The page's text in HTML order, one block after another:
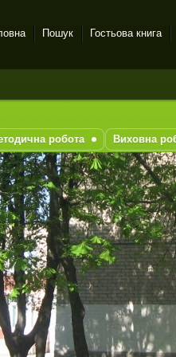
Пошук Гостьова книга
МИ
робота Виховна